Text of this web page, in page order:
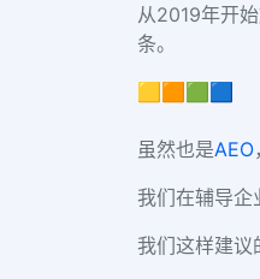
从2019年开
条。
🟨🟧🟩🟦
虽然也是AEO
我们在辅导企
我们这样建议